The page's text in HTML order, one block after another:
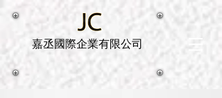
嘉丞國際企業有限公司